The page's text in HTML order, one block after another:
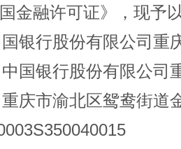
金融许可证》，现予
银行股份有限公司重
国银行股份有限公司
庆市渝北区鸳鸯街道